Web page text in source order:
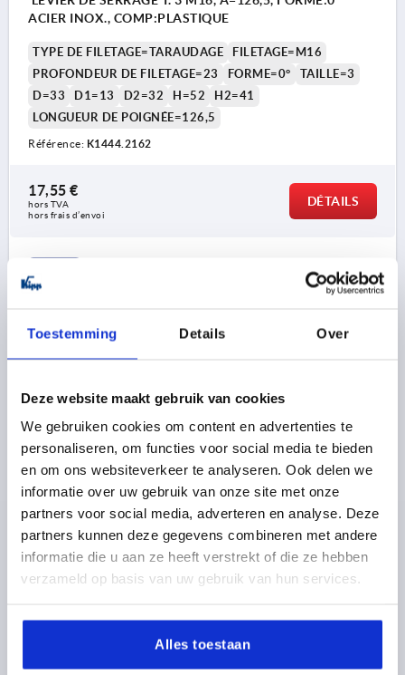
Toestemming Details Over
Deze website maakt gebruik van cookies
We gebruiken cookies om content en advertenties te
personaliseren, om functies voor social media te bieden
en om ons websiteverkeer te analyseren. Ook delen we
informatie over uw gebruik van onze site met onze
partners voor social media, adverteren en analyse. Deze
partners kunnen deze gegevens combineren met andere
informatie die u aan ze heeft verstrekt of die ze hebben
verzameld op basis van uw gebruik van hun services.
Alles toestaan
ACIER INOX., COMP:PLASTIQUE
TYPE DE FILETAGE=TARAUDAGE
FILETAGE=M16
PROFONDEUR DE FILETAGE=23
FORME=0°
TAILLE=3
D=33
D1=13 D2=32 H=52
H2=41
LONGUEUR DE POIGNÉE=126,5
Référence: K1444.2162
17,55 €
hors TVA
hors frais d’envoi
DÉTAILS
LEVIER DE SERRAGE T. 4 M20, A=128,5, FORME:0°
TYPE DE FILETAGE=TARAUDAGE
FILETAGE=M20
PROFONDEUR DE FILETAGE=26
FORME=0°
TAILLE=4
D=41
D1=13 D2=32 H=61
H2=49
LONGUEUR DE POIGNÉE=128,5
Référence: K1444.2202
DÉTAILS